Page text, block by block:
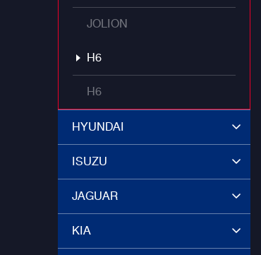
JOLION
H6
H6
HYUNDAI
ISUZU
JAGUAR
KIA